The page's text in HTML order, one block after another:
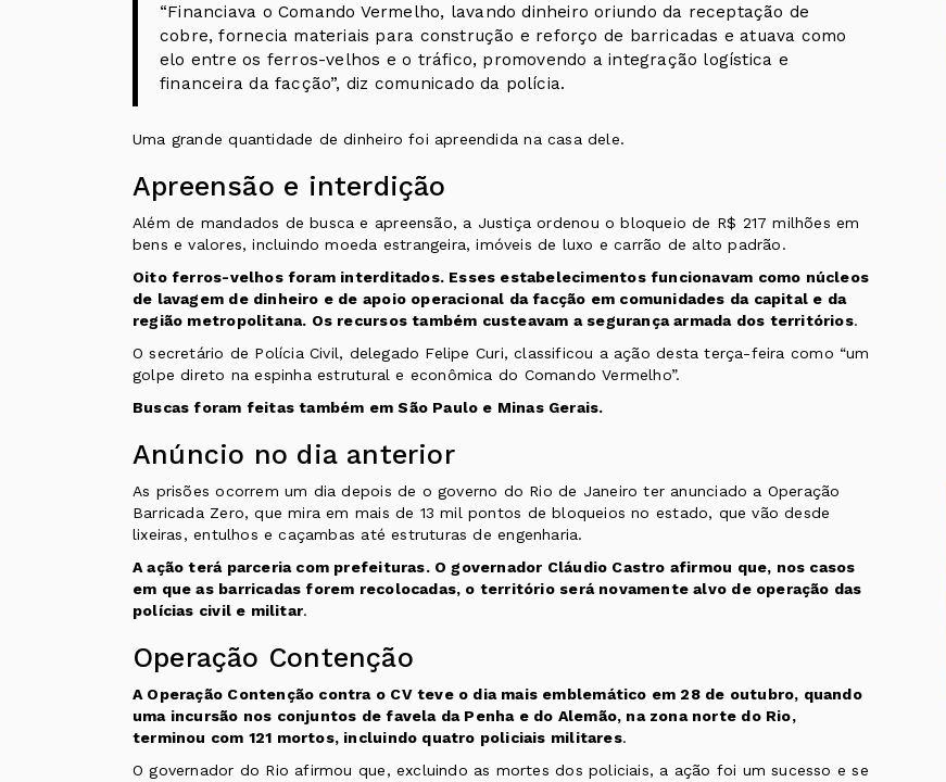
“Financiava o Comando Vermelho, lavando dinheiro oriundo da receptação de
cobre, fornecia materiais para construção e reforço de barricadas e atuava como
elo entre os ferros-velhos e o tráfico, promovendo a integração logística e
financeira da facção”, diz comunicado da polícia.
Uma grande quantidade de dinheiro foi apreendida na casa dele.
Apreensão e interdição
Além de mandados de busca e apreensão, a Justiça ordenou o bloqueio de R$ 217 milhões em
bens e valores, incluindo moeda estrangeira, imóveis de luxo e carrão de alto padrão.
Oito ferros-velhos foram interditados. Esses estabelecimentos funcionavam como núcleos
de lavagem de dinheiro e de apoio operacional da facção em comunidades da capital e da
região metropolitana. Os recursos também custeavam a segurança armada dos territórios.
O secretário de Polícia Civil, delegado Felipe Curi, classificou a ação desta terça-feira como “um
golpe direto na espinha estrutural e econômica do Comando Vermelho”.
Buscas foram feitas também em São Paulo e Minas Gerais.
Anúncio no dia anterior
As prisões ocorrem um dia depois de o governo do Rio de Janeiro ter anunciado a Operação
Barricada Zero, que mira em mais de 13 mil pontos de bloqueios no estado, que vão desde
lixeiras, entulhos e caçambas até estruturas de engenharia.
A ação terá parceria com prefeituras. O governador Cláudio Castro afirmou que, nos casos
em que as barricadas forem recolocadas, o território será novamente alvo de operação das
polícias civil e militar.
Operação Contenção
A Operação Contenção contra o CV teve o dia mais emblemático em 28 de outubro, quando
uma incursão nos conjuntos de favela da Penha e do Alemão, na zona norte do Rio,
terminou com 121 mortos, incluindo quatro policiais militares.
O governador do Rio afirmou que, excluindo as mortes dos policiais, a ação foi um sucesso e se